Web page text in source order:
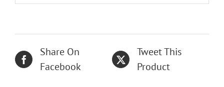
Share On
Facebook
Tweet This
Product